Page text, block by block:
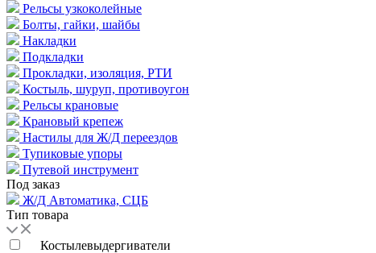
Рельсы узкоколейные
Болты, гайки, шайбы
Накладки
Подкладки
Прокладки, изоляция, РТИ
Костыль, шуруп, противоугон
Рельсы крановые
Крановый крепеж
Настилы для Ж/Д переездов
Тупиковые упоры
Путевой инструмент
Под заказ
Ж/Д Автоматика, СЦБ
Тип товара
Костылевыдергиватели